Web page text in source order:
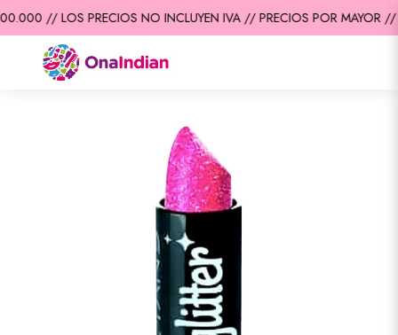
// LOS PRECIOS NO INCLUYEN IVA // PRECIOS POR MAYOR //